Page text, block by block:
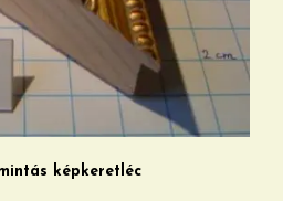
képkeretléc